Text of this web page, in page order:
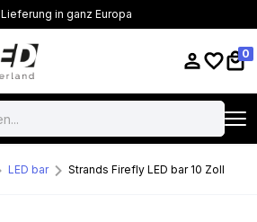
Lieferung in ganz Europa
0
LED bar Strands Firefly LED bar 10 Zoll